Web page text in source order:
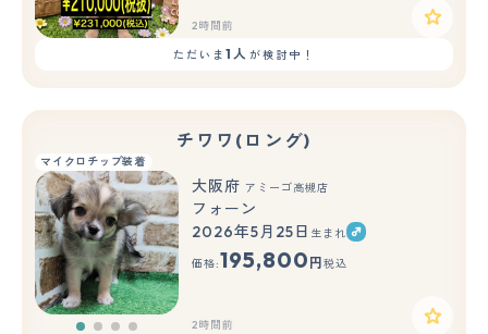
2時間前
ただいま1人 が検討中！
チワワ(ロング)
マイクロチップ装着
大阪府 アミーゴ高槻店
フォーン
2026年5月25日 生まれ
価格:195,800 円 税込
2時間前